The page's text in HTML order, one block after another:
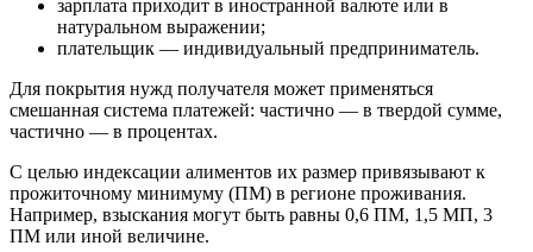
зарплата приходит в иностранной валюте или в
натуральном выражении;
плательщик — индивидуальный предприниматель.
Для покрытия нужд получателя может применяться
смешанная система платежей: частично — в твердой сумме,
частично — в процентах.
С целью индексации алиментов их размер привязывают к
прожиточному минимуму (ПМ) в регионе проживания.
Например, взыскания могут быть равны 0,6 ПМ, 1,5 МП, 3
ПМ или иной величине.